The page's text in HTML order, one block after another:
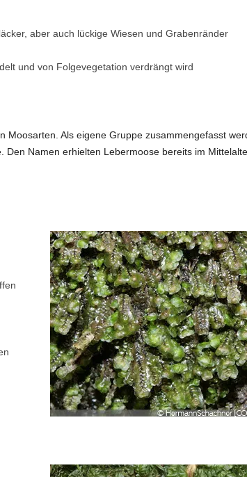
aber auch lückige Wiesen und Grabenränder
und von Folgevegetation verdrängt wird
Als eigene Gruppe zusammengefasst
Namen erhielten Lebermoose bereits im